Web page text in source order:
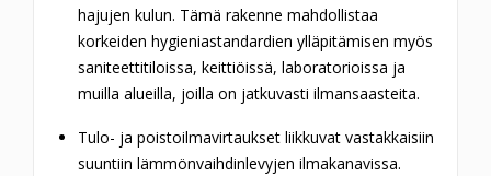
hajujen kulun. Tämä rakenne mahdollistaa
korkeiden hygieniastandardien ylläpitämisen myös
saniteettitiloissa, keittiöissä, laboratorioissa ja
muilla alueilla, joilla on jatkuvasti ilmansaasteita.
Tulo- ja poistoilmavirtaukset liikkuvat vastakkaisiin
suuntiin lämmönvaihdinlevyjen ilmakanavissa.